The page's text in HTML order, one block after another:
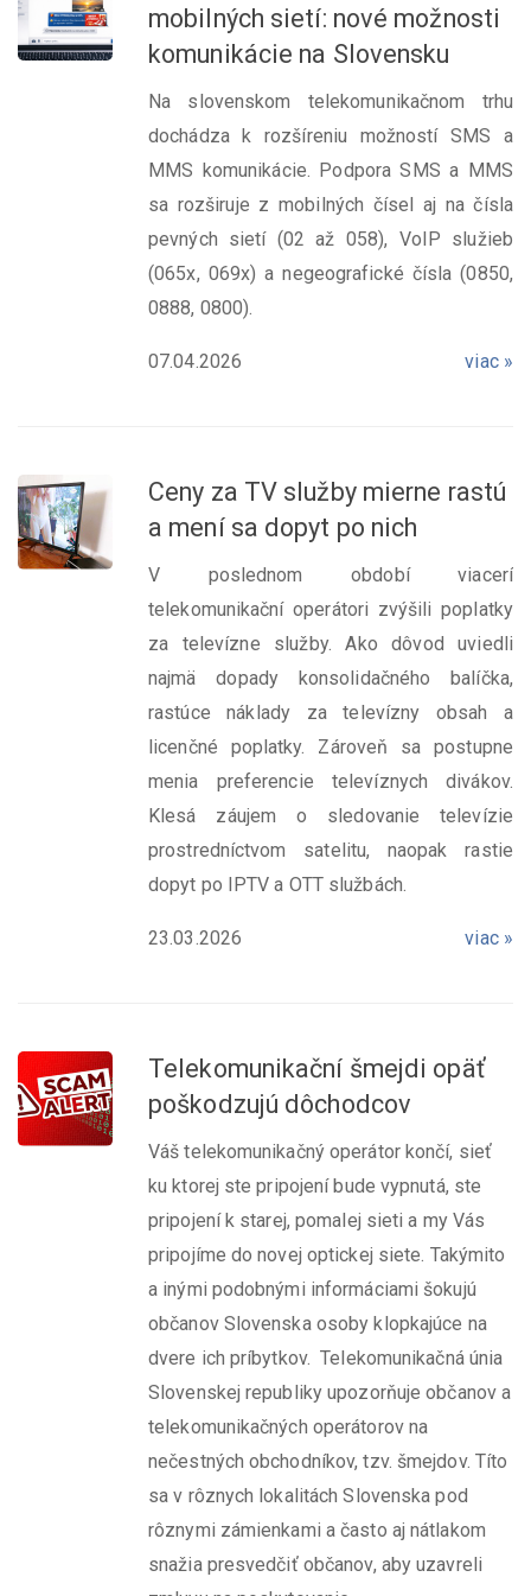
mobilných sietí: nové možnosti
komunikácie na Slovensku
Na slovenskom telekomunikačnom trhu
dochádza k rozšíreniu možností SMS a
MMS komunikácie. Podpora SMS a MMS
sa rozširuje z mobilných čísel aj na čísla
pevných sietí (02 až 058), VoIP služieb
(065x, 069x) a negeografické čísla (0850,
0888, 0800).
07.04.2026 viac »
Ceny za TV služby mierne rastú
a mení sa dopyt po nich
V poslednom období viacerí
telekomunikační operátori zvýšili poplatky
za televízne služby. Ako dôvod uviedli
najmä dopady konsolidačného balíčka,
rastúce náklady za televízny obsah a
licenčné poplatky. Zároveň sa postupne
menia preferencie televíznych divákov.
Klesá záujem o sledovanie televízie
prostredníctvom satelitu, naopak rastie
dopyt po IPTV a OTT službách.
23.03.2026 viac »
Telekomunikační šmejdi opäť
poškodzujú dôchodcov
Váš telekomunikačný operátor končí, sieť
ku ktorej ste pripojení bude vypnutá, ste
pripojení k starej, pomalej sieti a my Vás
pripojíme do novej optickej siete. Takýmito
a inými podobnými informáciami šokujú
občanov Slovenska osoby klopkajúce na
dvere ich príbytkov. Telekomunikačná únia
Slovenskej republiky upozorňuje občanov a
telekomunikačných operátorov na
nečestných obchodníkov, tzv. šmejdov. Títo
sa v rôznych lokalitách Slovenska pod
rôznymi zámienkami a často aj nátlakom
snažia presvedčiť občanov, aby uzavreli